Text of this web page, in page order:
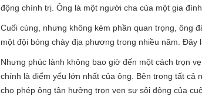
động chính trị. Ông là một người cha của một gia
Cuối cùng, nhưng không kém phần quan trọng, ông
một đội bóng chày địa phương trong nhiều năm.
Nhưng phúc lành không bao giờ đến một cách trọn
chính là điểm yếu lớn nhất của ông. Bên trong tất cả
cho phép ông tận hưởng trọn vẹn sự sôi động của